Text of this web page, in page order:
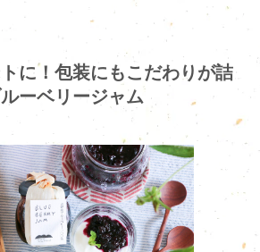
に！包装にもこだわりが詰
ーベリージャム